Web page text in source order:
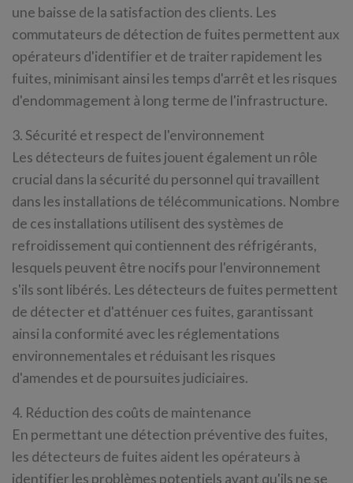
une baisse de la satisfaction des clients. Les
commutateurs de détection de fuites permettent aux
opérateurs d'identifier et de traiter rapidement les
fuites, minimisant ainsi les temps d'arrêt et les risques
d'endommagement à long terme de l'infrastructure.
3. Sécurité et respect de l'environnement
Les détecteurs de fuites jouent également un rôle
crucial dans la sécurité du personnel qui travaillent
dans les installations de télécommunications. Nombre
de ces installations utilisent des systèmes de
refroidissement qui contiennent des réfrigérants,
lesquels peuvent être nocifs pour l'environnement
s'ils sont libérés. Les détecteurs de fuites permettent
de détecter et d'atténuer ces fuites, garantissant
ainsi la conformité avec les réglementations
environnementales et réduisant les risques
d'amendes et de poursuites judiciaires.
4. Réduction des coûts de maintenance
En permettant une détection préventive des fuites,
les détecteurs de fuites aident les opérateurs à
identifier les problèmes potentiels avant qu'ils ne se